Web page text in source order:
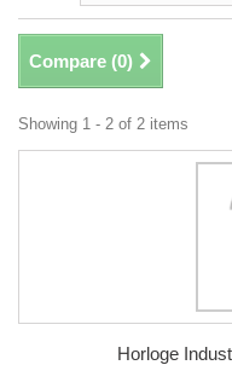
Compare (0)
Showing 1 - 2 of 2 items
Horloge